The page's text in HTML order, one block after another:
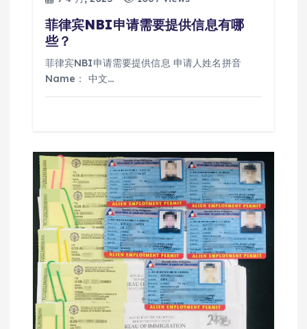
菲律宾NBI申请需要提供信息有哪
些？
菲律宾NBI申请需要提供信息 申请人姓名拼音
Name： 中文…